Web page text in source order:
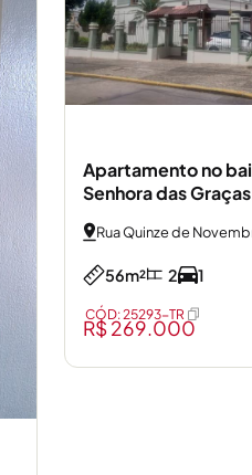
Apartamento no
Senhora das Graças
Rua Quinze de
56m² 2 1
R$ 269.000
CÓD: 25293-TR